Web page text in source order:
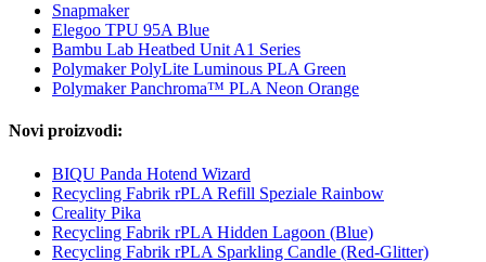
Snapmaker
Elegoo TPU 95A Blue
Bambu Lab Heatbed Unit A1 Series
Polymaker PolyLite Luminous PLA Green
Polymaker Panchroma™ PLA Neon Orange
Novi proizvodi:
BIQU Panda Hotend Wizard
Recycling Fabrik rPLA Refill Speziale Rainbow
Creality Pika
Recycling Fabrik rPLA Hidden Lagoon (Blue)
Recycling Fabrik rPLA Sparkling Candle (Red-Glitter)